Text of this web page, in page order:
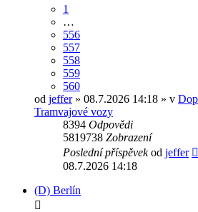
1
…
556
557
558
559
560
od jeffer» 08.7.2026 14:18 » v
Tramvajové vozy
8394 Odpovědi
5819738 Zobrazení
Poslední příspěvekod jeffer
08.7.2026 14:18
(D) Berlín